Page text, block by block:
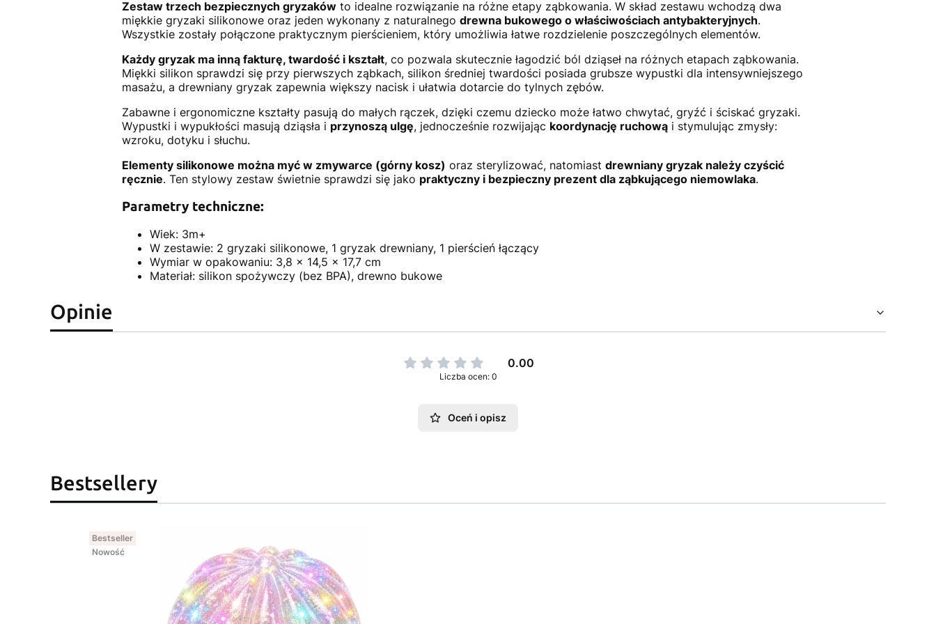
Zestaw trzech bezpiecznych gryzakówto idealne rozwiązanie na różne etapy ząbkowania. W skład zestawu wchodzą dwa
miękkie gryzaki silikonowe oraz jeden wykonany z naturalnego drewna bukowego o właściwościach antybakteryjnych.
Wszystkie zostały połączone praktycznym pierścieniem, który umożliwia łatwe rozdzielenie poszczególnych elementów.
Każdy gryzak ma inną fakturę, twardość i kształt, co pozwala skutecznie łagodzić ból dziąseł na różnych etapach ząbkowania.
Miękki silikon sprawdzi się przy pierwszych ząbkach, silikon średniej twardości posiada grubsze wypustki dla intensywniejszego
masażu, a drewniany gryzak zapewnia większy nacisk i ułatwia dotarcie do tylnych zębów.
Zabawne i ergonomiczne kształty pasują do małych rączek, dzięki czemu dziecko może łatwo chwytać, gryźć i ściskać gryzaki.
Wypustki i wypukłości masują dziąsła i przynoszą ulgę, jednocześnie rozwijając koordynację ruchowąi stymulując zmysły:
wzroku, dotyku i słuchu.
Elementy silikonowe można myć w zmywarce (górny kosz) oraz sterylizować, natomiast drewniany gryzak należy czyścić
ręcznie. Ten stylowy zestaw świetnie sprawdzi się jako praktyczny i bezpieczny prezent dla ząbkującego niemowlaka.
Parametry techniczne:
Wiek: 3m+
W zestawie: 2 gryzaki silikonowe, 1 gryzak drewniany, 1 pierścień łączący
Wymiar w opakowaniu: 3,8 x 14,5 x 17,7 cm
Materiał: silikon spożywczy (bez BPA), drewno bukowe
Opinie
0.00
Liczba ocen: 0
Oceń i opisz
Bestsellery
Bestseller
Nowość